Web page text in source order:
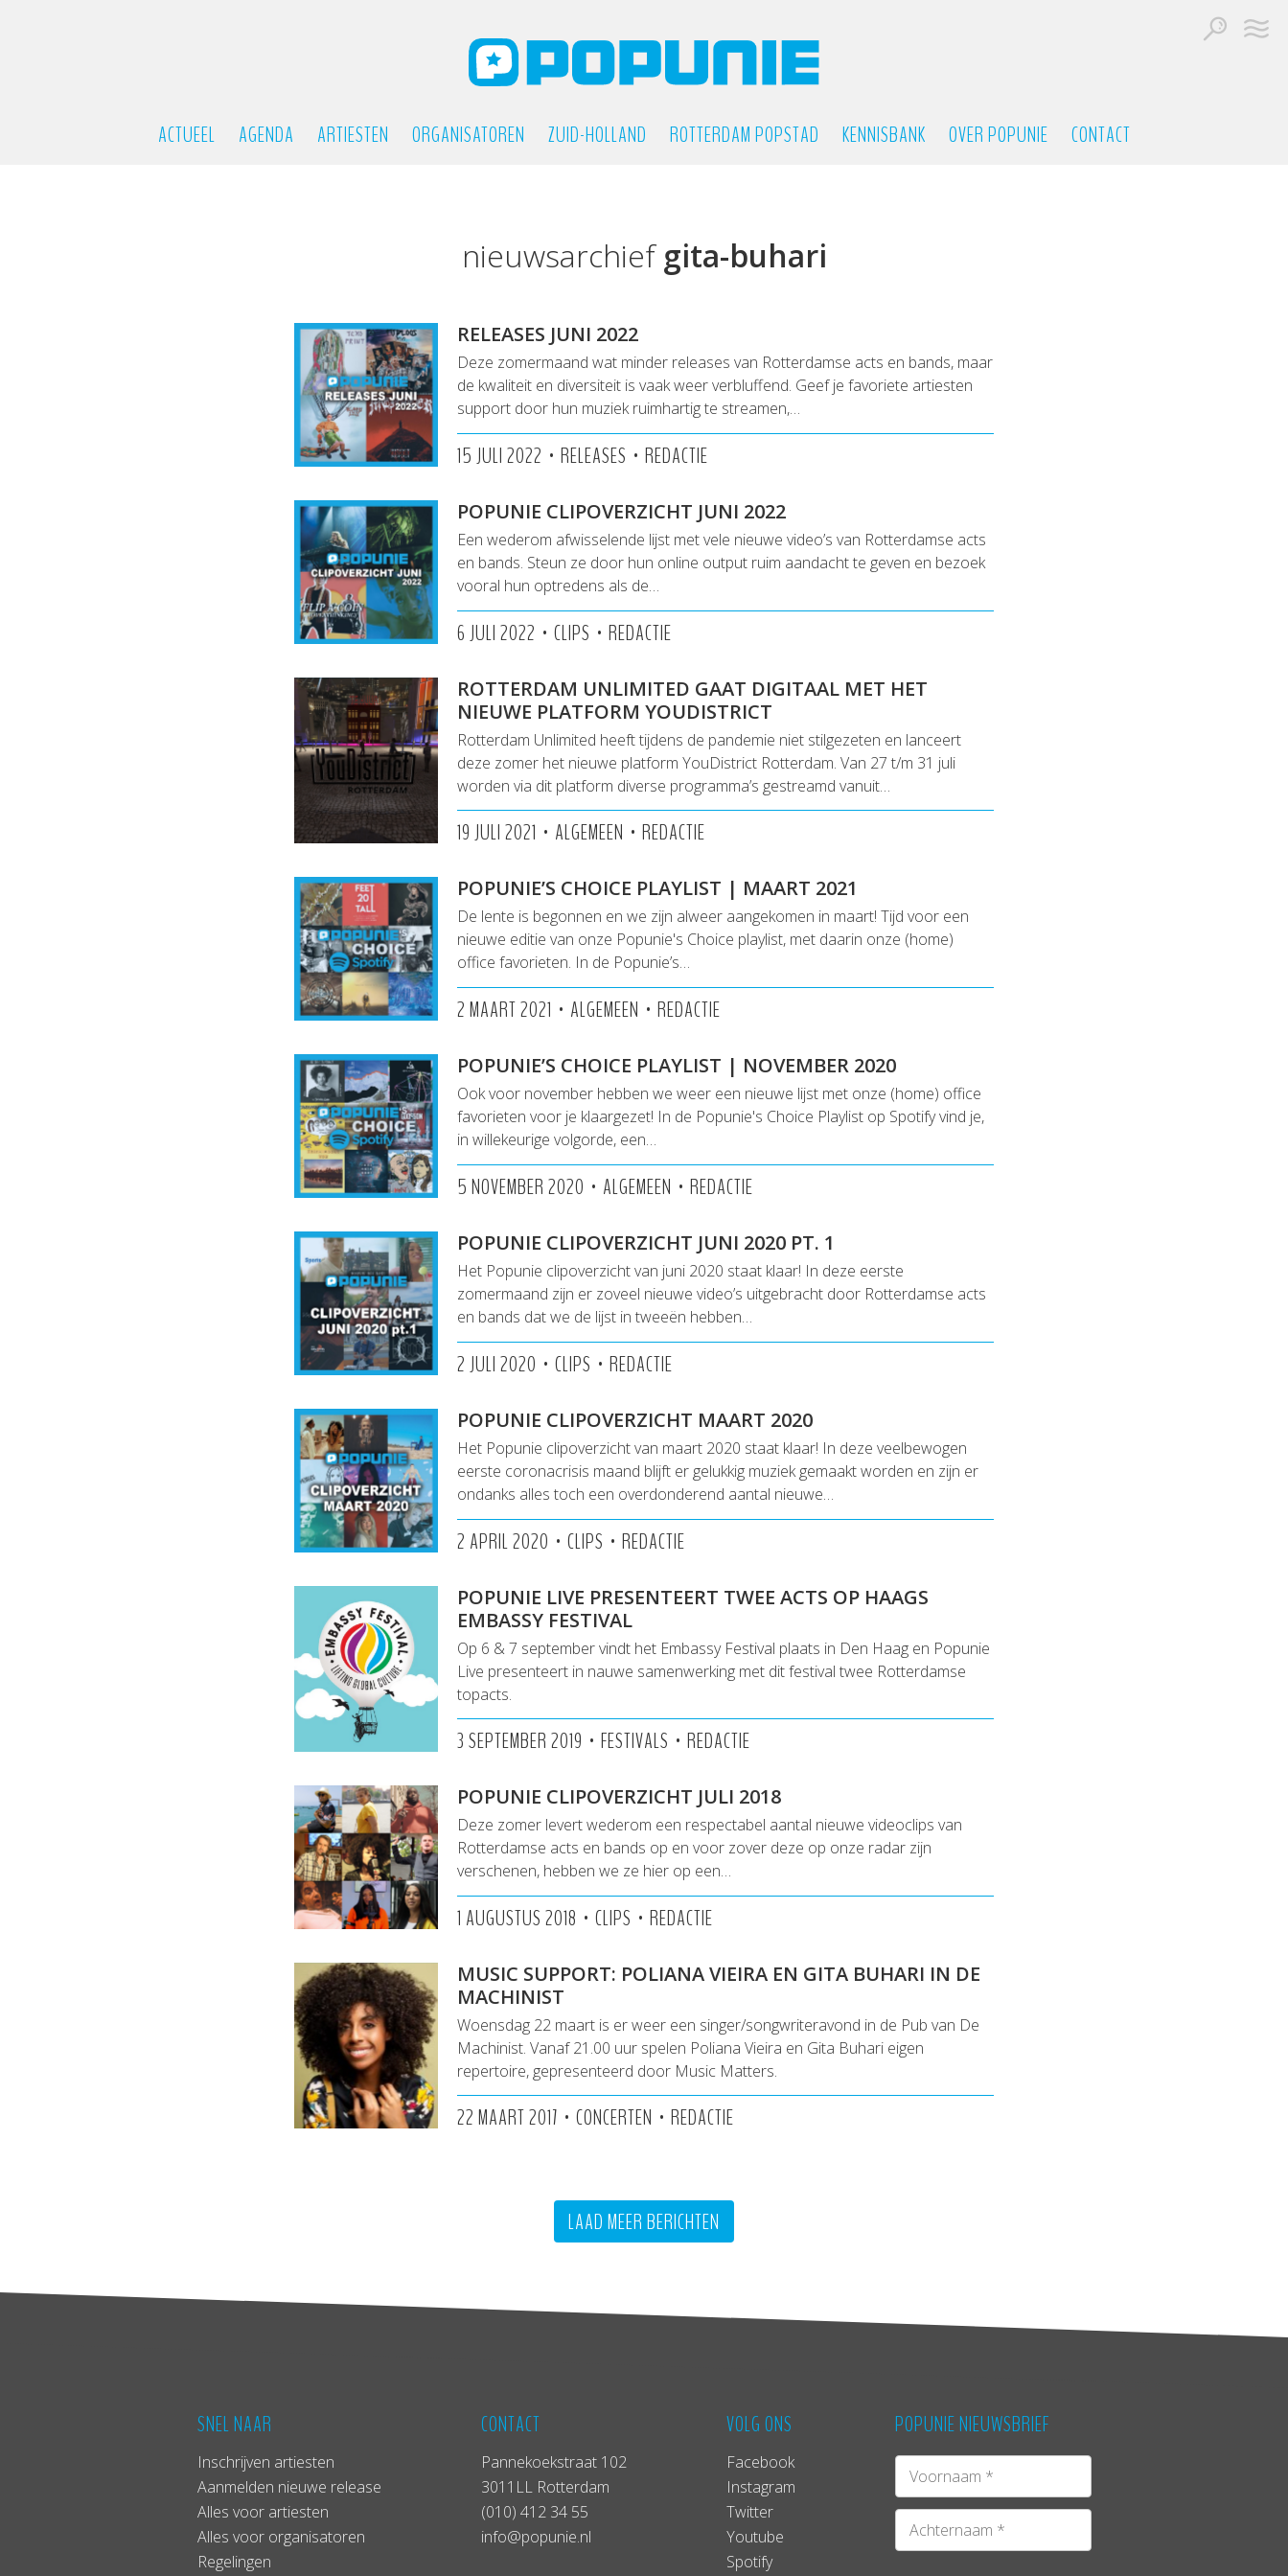
ACTUEEL AGENDA ARTIESTEN ORGANISATOREN ZUID-HOLLAND ROTTERDAM POPSTAD KENNISBANK OVER POPUNIE CONTACT
nieuwsarchiefgita-buhari
RELEASES JUNI 2022
Deze zomermaand wat minder releases van Rotterdamse acts en bands, maar
de kwaliteit en diversiteit is vaak weer verbluffend. Geef je favoriete artiesten
support door hun muziek ruimhartig te streamen,…
15 JULI 2022 • RELEASES • REDACTIE
POPUNIE CLIPOVERZICHT JUNI 2022
Een wederom afwisselende lijst met vele nieuwe video’s van Rotterdamse acts
en bands. Steun ze door hun online output ruim aandacht te geven en bezoek
vooral hun optredens als de…
6 JULI 2022 • CLIPS • REDACTIE
ROTTERDAM UNLIMITED GAAT DIGITAAL MET HET
NIEUWE PLATFORM YOUDISTRICT
Rotterdam Unlimited heeft tijdens de pandemie niet stilgezeten en lanceert
deze zomer het nieuwe platform YouDistrict Rotterdam. Van 27 t/m 31 juli
worden via dit platform diverse programma’s gestreamd vanuit…
19 JULI 2021 • ALGEMEEN • REDACTIE
POPUNIE’S CHOICE PLAYLIST | MAART 2021
De lente is begonnen en we zijn alweer aangekomen in maart! Tijd voor een
nieuwe editie van onze Popunie's Choice playlist, met daarin onze (home)
office favorieten. In de Popunie’s…
2 MAART 2021 • ALGEMEEN • REDACTIE
POPUNIE’S CHOICE PLAYLIST | NOVEMBER 2020
Ook voor november hebben we weer een nieuwe lijst met onze (home) office
favorieten voor je klaargezet! In de Popunie's Choice Playlist op Spotify vind je,
in willekeurige volgorde, een…
5 NOVEMBER 2020 • ALGEMEEN • REDACTIE
POPUNIE CLIPOVERZICHT JUNI 2020 PT. 1
Het Popunie clipoverzicht van juni 2020 staat klaar! In deze eerste
zomermaand zijn er zoveel nieuwe video’s uitgebracht door Rotterdamse acts
en bands dat we de lijst in tweeën hebben…
2 JULI 2020 • CLIPS • REDACTIE
POPUNIE CLIPOVERZICHT MAART 2020
Het Popunie clipoverzicht van maart 2020 staat klaar! In deze veelbewogen
eerste coronacrisis maand blijft er gelukkig muziek gemaakt worden en zijn er
ondanks alles toch een overdonderend aantal nieuwe…
2 APRIL 2020 • CLIPS • REDACTIE
POPUNIE LIVE PRESENTEERT TWEE ACTS OP HAAGS
EMBASSY FESTIVAL
Op 6 & 7 september vindt het Embassy Festival plaats in Den Haag en Popunie
Live presenteert in nauwe samenwerking met dit festival twee Rotterdamse
topacts.
3 SEPTEMBER 2019 • FESTIVALS • REDACTIE
POPUNIE CLIPOVERZICHT JULI 2018
Deze zomer levert wederom een respectabel aantal nieuwe videoclips van
Rotterdamse acts en bands op en voor zover deze op onze radar zijn
verschenen, hebben we ze hier op een…
1 AUGUSTUS 2018 • CLIPS • REDACTIE
MUSIC SUPPORT: POLIANA VIEIRA EN GITA BUHARI IN DE
MACHINIST
Woensdag 22 maart is er weer een singer/songwriteravond in de Pub van De
Machinist. Vanaf 21.00 uur spelen Poliana Vieira en Gita Buhari eigen
repertoire, gepresenteerd door Music Matters.
22 MAART 2017 • CONCERTEN • REDACTIE
LAAD MEER BERICHTEN
SNEL NAAR
Inschrijven artiesten
Aanmelden nieuwe release
Alles voor artiesten
Alles voor organisatoren
Regelingen
CONTACT
Pannekoekstraat 102
3011LL Rotterdam
(010) 412 34 55
info@popunie.nl
VOLG ONS
Facebook
Instagram
Twitter
Youtube
Spotify
POPUNIE NIEUWSBRIEF